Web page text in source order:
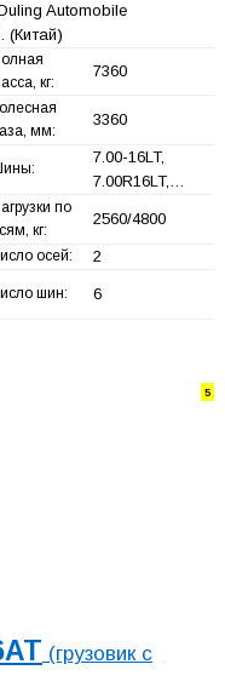
Automobile
(Китай)
кг:
7360
мм:
3360
7.00-16LT,
7.00R16LT,…
по
кг:
2560/4800
осей: 2
шин: 6
5
(грузовик с